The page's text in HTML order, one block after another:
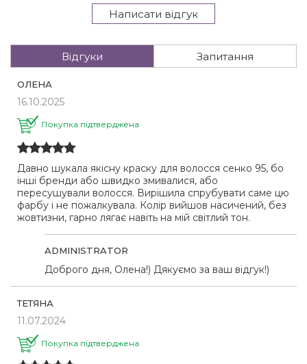
Написати відгук
Відгуки Запитання
ОЛЕНА
16.10.2025
Покупка підтверджена
Давно шукала якісну краску для волосся сенко 95, бо
інші бренди або швидко змивалися, або
пересушували волосся. Вирішила спрубувати саме цю
фарбу і не пожалкувала. Колір вийшов насичений, без
жовтизни, гарно лягає навіть на мій світлий тон.
ADMINISTRATOR
Доброго дня, Олена!) Дякуємо за ваш відгук!)
ТЕТЯНА
11.07.2024
Покупка підтверджена